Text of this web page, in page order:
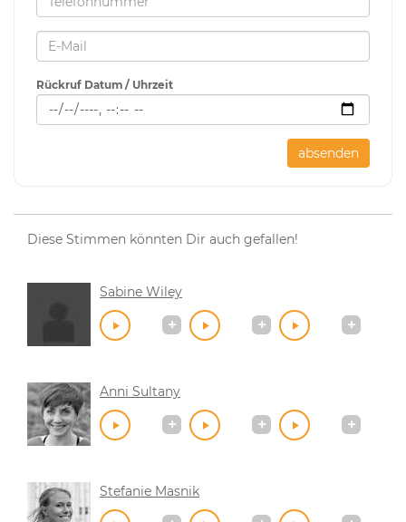
Rückruf Datum / Uhrzeit
absenden
Diese Stimmen könnten Dir auch gefallen!
Sabine Wiley
Anni Sultany
Stefanie Masnik